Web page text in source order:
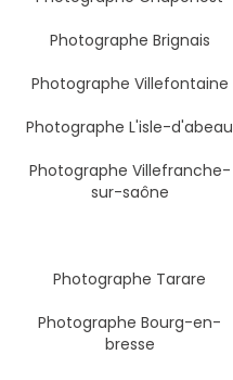
Photographe Brignais
Photographe Villefontaine
Photographe L'isle-d'abeau
Photographe Villefranche-
sur-saône
Photographe Tarare
Photographe Bourg-en-
bresse